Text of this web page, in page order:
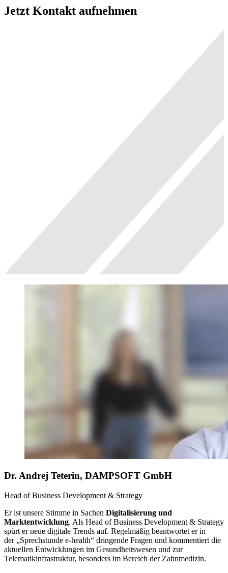
Jetzt Kontakt aufnehmen
Dr. Andrej Teterin, DAMPSOFT GmbH
Head of Business Development & Strategy
Er ist unsere Stimme in Sachen Digitalisierung und
Marktentwicklung. Als Head of Business Development & Strategy
spürt er neue digitale Trends auf. Regelmäßig beantwortet er in
der „Sprechstunde e-health“ dringende Fragen und kommentiert die
aktuellen Entwicklungen im Gesundheitswesen und zur
Telematikinfrastruktur, besonders im Bereich der Zahnmedizin.